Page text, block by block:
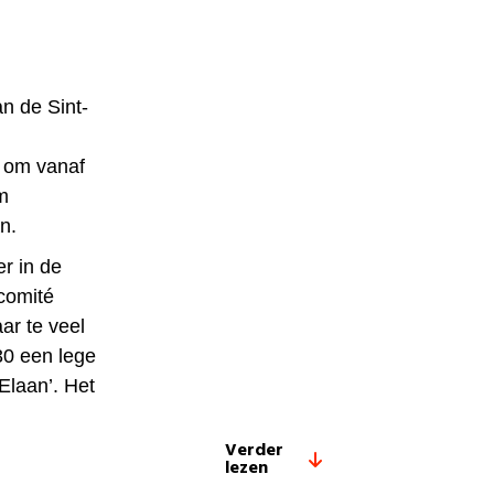
de Sint-
vanaf
in de
te veel
een lege
Het
Verder
lezen